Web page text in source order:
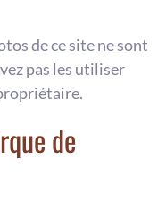
de ce site ne sont
pas les utiliser
de